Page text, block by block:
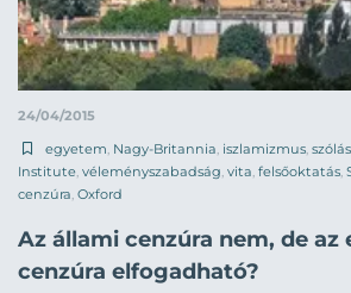
24/04/2015
egyetem, Nagy-Britannia, iszlamizmus,
Institute, véleményszabadság, vita, felsőoktatás,
cenzúra, Oxford
Az állami cenzúra nem, de az
cenzúra elfogadható?